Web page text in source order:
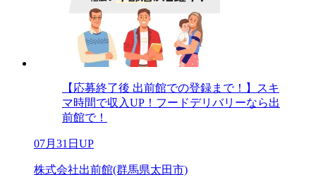
【応募終了後 出前館での登録まで！】スキ
マ時間で収入UP！フードデリバリーなら出
前館で！
07月31日UP
株式会社出前館(群馬県太田市)